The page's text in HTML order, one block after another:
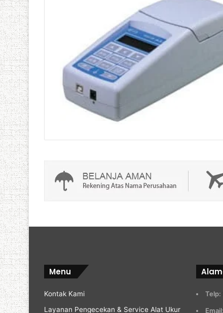
Menu
Kontak Kami
Layanan Pengecekan & Service Alat Ukur
Telp:
Email: